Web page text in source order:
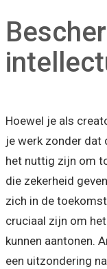
Hoewel je als
je werk zonder dat
het nuttig zijn om
die zekerheid
zich in de
cruciaal zijn om
kunnen aantonen.
een uitzondering